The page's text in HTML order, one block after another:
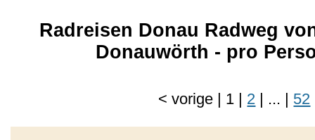
Radreisen Donau Radweg
Donauwörth - pro
<vorige | 1 | 2 | ... | 52